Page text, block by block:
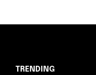
TRENDING